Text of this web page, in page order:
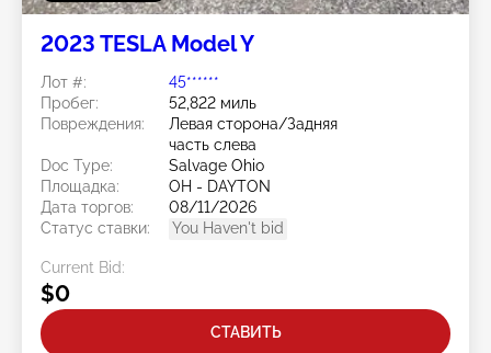
2023 TESLA Model Y
Лот #:
45******
Пробег:
52,822 миль
Повреждения:
Левая сторона/Задняя
часть слева
Doc Type:
Salvage Ohio
Площадка:
OH - DAYTON
Дата торгов:
08/11/2026
Статус ставки:
You Haven't bid
Current Bid:
$0
СТАВИТЬ